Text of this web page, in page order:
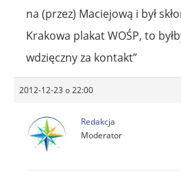
na (przez) Maciejową i był
Krakowa plakat WOŚP, to
wdzięczny za kontakt”
2012-12-23 o 22:00
Redakcja
Moderator